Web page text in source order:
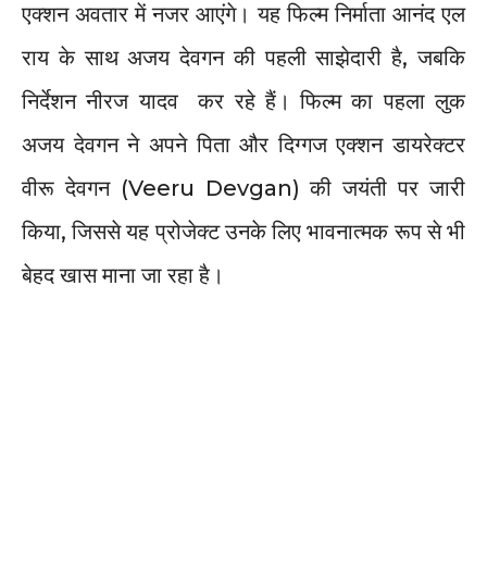
एक्शन अवतार में नजर आएंगे। यह फिल्म निर्माता आनंद एल
राय के साथ अजय देवगन की पहली साझेदारी है, जबकि
निर्देशन नीरज यादव कर रहे हैं। फिल्म का पहला लुक
अजय देवगन ने अपने पिता और दिग्गज एक्शन डायरेक्टर
वीरू देवगन (Veeru Devgan) की जयंती पर जारी
किया, जिससे यह प्रोजेक्ट उनके लिए भावनात्मक रूप से भी
बेहद खास माना जा रहा है।